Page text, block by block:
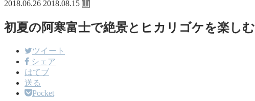
2018.06.26 2018.08.15 山
初夏の阿寒富士で絶景とヒカリゴケを楽しむ
ツイート
シェア
はてブ
送る
Pocket